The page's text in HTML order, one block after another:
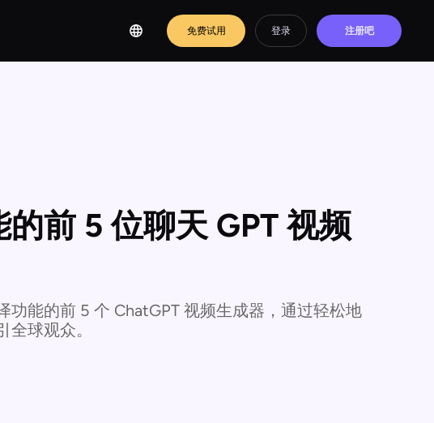
免费试用 登录 注册吧
前 5 位聊天 GPT 视频
功能的前 5 个 ChatGPT 视频生成器，通过轻松地
球观众。